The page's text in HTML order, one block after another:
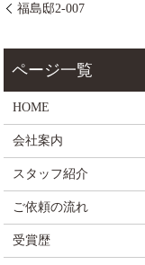
福島邸2-007
HOME
会社案内
スタッフ紹介
ご依頼の流れ
受賞歴